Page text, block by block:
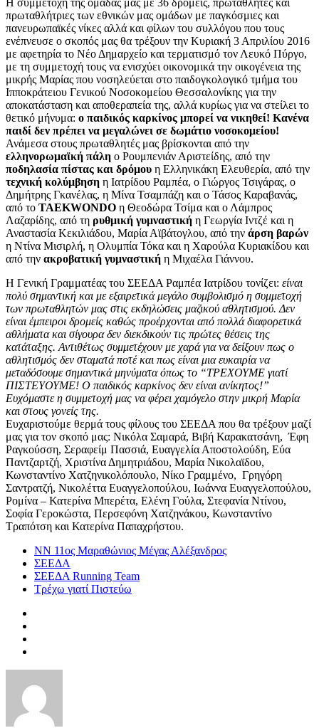
Η συμμετοχή της ομάδας μας με 36 δρομείς, πρωταθλητές και
πρωταθλήτριες των εθνικών μας ομάδων με παγκόσμιες και
πανευρωπαϊκές νίκες αλλά και φίλων του συλλόγου που τους
ενέπνευσε ο σκοπός μας θα τρέξουν την Κυριακή 3 Απριλίου 2016
με αφετηρία το Νέο Δημαρχείο και τερματισμό τον Λευκό Πύργο,
με τη συμμετοχή τους να ενισχύει οικονομικά την οικογένεια της
μικρής Μαρίας που νοσηλεύεται στο παιδογκολογικό τμήμα του
Ιπποκράτειου Γενικού Νοσοκομείου Θεσσαλονίκης για την
αποκατάσταση και αποθεραπεία της, αλλά κυρίως για να στείλει το
θετικό μήνυμα: ο παιδικός καρκίνος μπορεί να νικηθεί! Κανένα
παιδί δεν πρέπει να μεγαλώνει σε δωμάτιο νοσοκομείου!
Ανάμεσα στους πρωταθλητές μας βρίσκονται από την
ελληνορωμαϊκή πάλη ο Ρουμπενιάν Αριστείδης, από την
ποδηλασία πίστας και δρόμου η Ελληνικάκη Ελευθερία, από την
τεχνική κολύμβηση η Ιατρίδου Ραμπέα, ο Γιώργος Τσιγάρας, ο
Δημήτρης Γκανέλας, η Μίνα Τσαμπάζη και ο Τάσος Καραβανάς,
από το TAEKWONDO η Θεοδώρα Τσίμα και ο Λάμπρος
Λαζαρίδης, από τη ρυθμική γυμναστική η Γεωργία Ιντζέ και η
Αναστασία Κεκιλιάδου, Μαρία Αϊβάτογλου, από την άρση βαρών
η Ντίνα Μισιρλή, η Ολυμπία Τόκα και η Χαρούλα Κυριακίδου και
από την ακροβατική γυμναστική η Μιχαέλα Γιάννου.
Η Γενική Γραμματέας του ΣΕΕΔΑ Ραμπέα Ιατρίδου τονίζει: είναι
πολύ σημαντική και με εξαιρετικά μεγάλο συμβολισμό η συμμετοχή
των πρωταθλητών μας στις εκδηλώσεις μαζικού αθλητισμού. Δεν
είναι έμπειροι δρομείς καθώς προέρχονται από πολλά διαφορετικά
αθλήματα και σίγουρα δεν διεκδικούν τις πρώτες θέσεις της
κατάταξης. Αντιθέτως συμμετέχουν με χαρά για να δείξουν πως ο
αθλητισμός δεν σταματά ποτέ και πως είναι μια ευκαιρία να
μεταδόσουμε σημαντικά μηνύματα όπως το “ΤΡΕΧΟΥΜΕ γιατί
ΠΙΣΤΕΥΟΥΜΕ! Ο παιδικός καρκίνος δεν είναι ανίκητος!”
Ευχόμαστε η συμμετοχή μας να φέρει χαμόγελο στην μικρή Μαρία
και στους γονείς της.
Ευχαριστούμε θερμά τους φίλους του ΣΕΕΔΑ που θα τρέξουν μαζί
μας για τον σκοπό μας: Νικόλα Σαμαρά, Βιβή Καρακατσάνη, Έφη
Ραγκούσση, Σεραφείμ Πασσιά, Ευαγγελία Αποστολούδη, Εύα
Παντζαρτζή, Χριστίνα Δημητριάδου, Μαρία Νικολαϊδου,
Κωνσταντίνο Χατζηνικολόπουλο, Νίκο Γραμμένο, Γρηγόρη
Σαντρατζή, Νικολέττα Ευαγγελοπούλου, Ιωάννα Ευαγγελοπούλου,
Ρομίνα – Κατερίνα Μπερέτα, Ελένη Γούλα, Στεφανία Ντίνου,
Σοφία Γεροκώστα, Περσεφόνη Χατζηνάκου, Κωνσταντίνο
Τραπότση και Κατερίνα Παπαχρήστου.
ΝΝ 11ος Μαραθώνιος Μέγας Αλέξανδρος
ΣΕΕΔΑ
ΣΕΕΔΑ Running Team
Τρέχω γιατί Πιστεύω